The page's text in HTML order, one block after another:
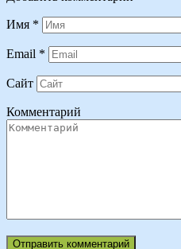
Имя *
Email *
Сайт
Комментарий